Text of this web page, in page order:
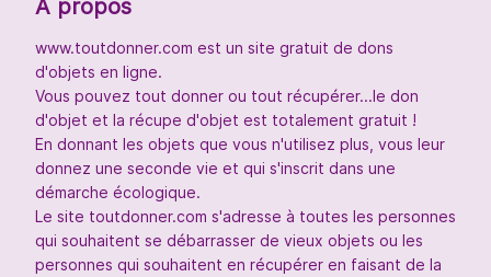
À propos
www.toutdonner.com est un site gratuit de dons
d'objets en ligne.
Vous pouvez tout donner ou tout récupérer...le don
d'objet et la récupe d'objet est totalement gratuit !
En donnant les objets que vous n'utilisez plus, vous leur
donnez une seconde vie et qui s'inscrit dans une
démarche écologique.
Le site toutdonner.com s'adresse à toutes les personnes
qui souhaitent se débarrasser de vieux objets ou les
personnes qui souhaitent en récupérer en faisant de la